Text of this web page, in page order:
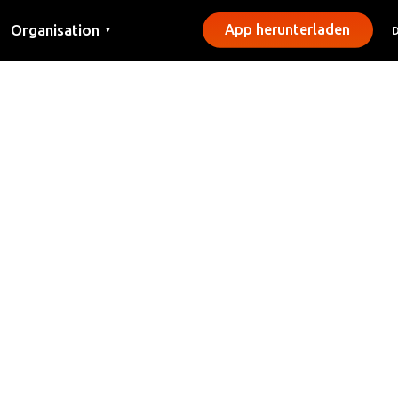
Organisation ▼ App herunterladen